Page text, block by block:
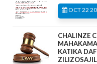
OCT 22
CHALINZE
KATIKA